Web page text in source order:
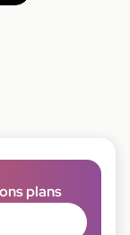
plans